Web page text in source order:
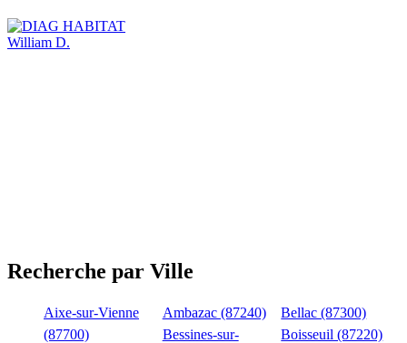
William D.
Recherche par Ville
Aixe-sur-Vienne
(87700)
Ambazac (87240)
Bellac (87300)
Bessines-sur-
Boisseuil (87220)